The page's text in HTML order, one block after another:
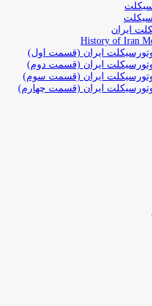
ایران
History of Iran
ایران (قسمت اول)
ایران (قسمت دوم)
ایران (قسمت سوم)
ایران (قسمت چهارم)